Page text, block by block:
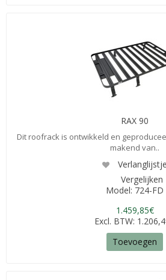
RAX 90
Dit roofrack is ontwikkeld en
makend van..
Verlanglijstje
Vergelijken
Model: 724-FD
1.459,85€
Excl. BTW:
Toevoegen